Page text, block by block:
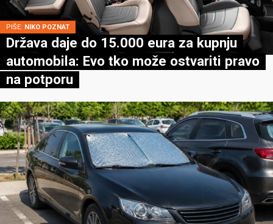
PIŠE: NIKO POZNAT
Država daje do 15.000 eura za kupnju
automobila: Evo tko može ostvariti pravo
na potporu